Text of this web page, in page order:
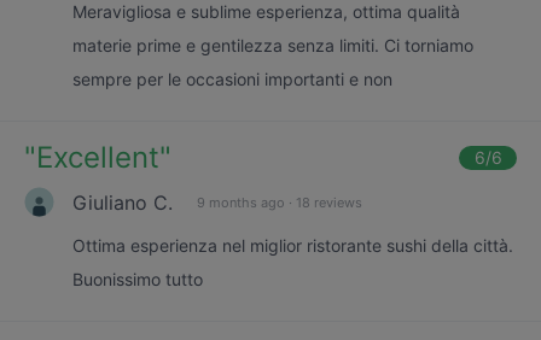
Meravigliosa e sublime esperienza, ottima qualità
materie prime e gentilezza senza limiti. Ci torniamo
sempre per le occasioni importanti e non
"Excellent" 6/6
Giuliano C. 9 months ago · 18 reviews
Ottima esperienza nel miglior ristorante sushi della città.
Buonissimo tutto